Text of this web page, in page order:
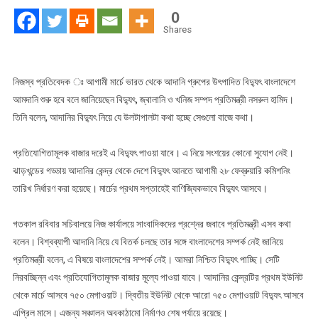
প্রতিমন্ত্রী
0
Shares
নিজস্ব প্রতিবেদক ঃ আগামী মার্চে ভারত থেকে আদানি গ্রুপের উৎপাদিত বিদ্যুৎ বাংলাদেশে
আমদানি শুরু হবে বলে জানিয়েছেন বিদ্যুৎ, জ্বালানি ও খনিজ সম্পদ প্রতিমন্ত্রী নসরুল হামিদ।
তিনি বলেন, আদানির বিদ্যুৎ নিয়ে যে উলটাপালটা কথা হচ্ছে সেগুলো বাজে কথা।
প্রতিযোগিতামূলক বাজার দরেই এ বিদ্যুৎ পাওয়া যাবে। এ নিয়ে সংশয়ের কোনো সুযোগ নেই।
ঝাড়খন্ডের গড্ডায় আদানির কেন্দ্র থেকে দেশে বিদ্যুৎ আনতে আগামী ২৮ ফেব্রুয়ারি কমিশনিং
তারিখ নির্ধারণ করা হয়েছে। মার্চের প্রথম সপ্তাহেই বাণিজ্যিকভাবে বিদ্যুৎ আসবে।
গতকাল রবিবার সচিবালয়ে নিজ কার্যালয়ে সাংবাদিকদের প্রশ্নের জবাবে প্রতিমন্ত্রী এসব কথা
বলেন। বিশ্বব্যাপী আদানি নিয়ে যে বিতর্ক চলছে তার সঙ্গে বাংলাদেশের সম্পর্ক নেই জানিয়ে
প্রতিমন্ত্রী বলেন, এ বিষয়ে বাংলাদেশের সম্পর্ক নেই। আমরা নিশ্চিত বিদ্যুৎ পাচ্ছি। সেটি
নিরবচ্ছিন্ন এবং প্রতিযোগিতামূলক বাজার মূল্যে পাওয়া যাবে। আদানির কেন্দ্রটির প্রথম ইউনিট
থেকে মার্চে আসবে ৭৫০ মেগাওয়াট। দ্বিতীয় ইউনিট থেকে আরো ৭৫০ মেগাওয়াট বিদ্যুৎ আসবে
এপ্রিল মাসে। এজন্য সঞ্চালন অবকাঠামো নির্মাণও শেষ পর্যায়ে রয়েছে।